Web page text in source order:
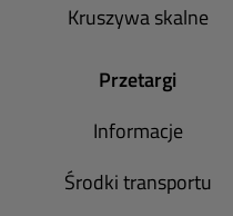
Kruszywa skalne
Przetargi
Informacje
Środki transportu